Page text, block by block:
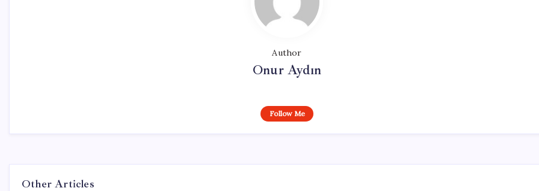
Author
Onur Aydın
Follow Me
Other Articles